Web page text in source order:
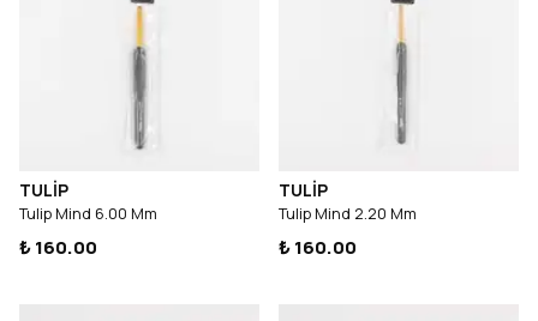
TULİP
Tulip Mind 6.00 Mm
₺ 160.00
TULİP
Tulip Mind 2.20 Mm
₺ 160.00